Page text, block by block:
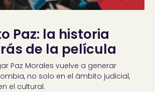
Paz: la historia
de la película
Paz Morales vuelve a generar
no solo en el ámbito judicial,
el cultural.